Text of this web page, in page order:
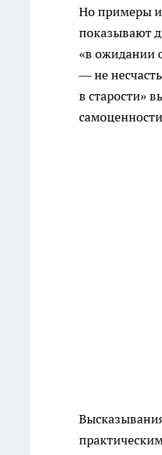
Но примеры
показывают
«в ожидании
— не
в старости»